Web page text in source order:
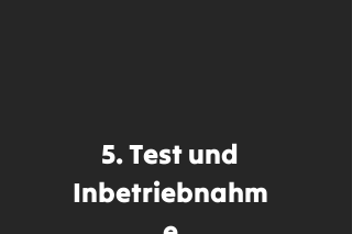
5. Test und
Inbetriebnahm